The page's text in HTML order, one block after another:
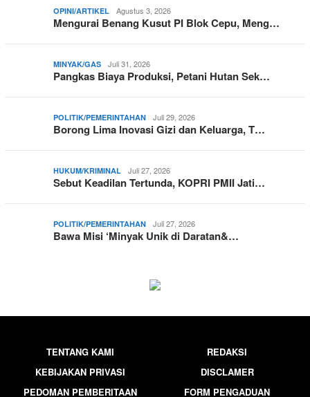
OPINI/ARTIKEL Agustus 3, 2026
Mengurai Benang Kusut PI Blok Cepu, Meng…
MINYAK/GAS Juli 31, 2026
Pangkas Biaya Produksi, Petani Hutan Sek…
POLITIK/PEMERINTAHAN Juli 29, 2026
Borong Lima Inovasi Gizi dan Keluarga, T…
HUKUM/KRIMINAL Juli 27, 2026
Sebut Keadilan Tertunda, KOPRI PMII Jati…
POLITIK/PEMERINTAHAN Juli 27, 2026
Bawa Misi ‘Minyak Unik di Daratan&…
TENTANG KAMI
REDAKSI
KEBIJAKAN PRIVASI
DISCLAMER
PEDOMAN PEMBERITAAN
FORM PENGADUAN